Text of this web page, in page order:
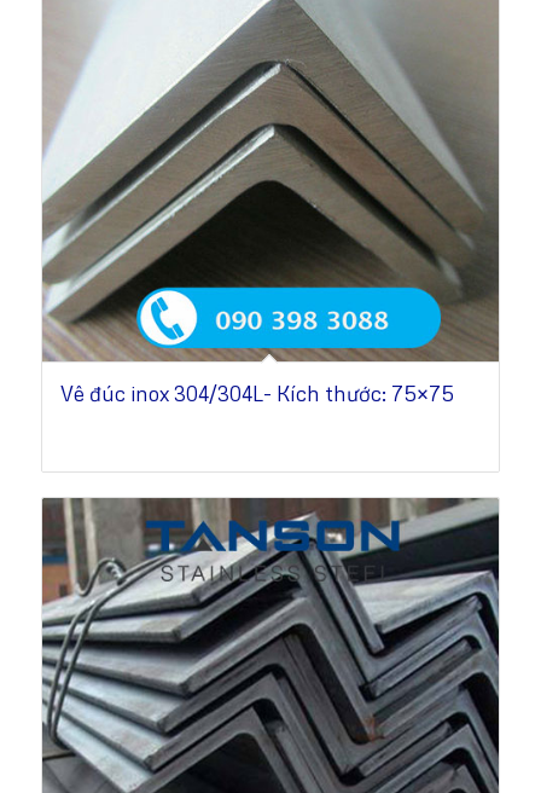
Vê đúc inox 304/304L- Kích thước: 75×75